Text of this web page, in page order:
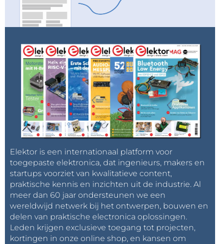
Elektor is een internationaal platform voor
toegepaste elektronica, dat ingenieurs, makers en
startups voorziet van kwalitatieve content,
praktische kennis en inzichten uit de industrie. Al
meer dan 60 jaar ondersteunen we een
wereldwijd netwerk bij het ontwerpen, bouwen en
delen van praktische electronica oplossingen.
Leden krijgen exclusieve toegang tot projecten,
kortingen in onze online shop, en kansen om